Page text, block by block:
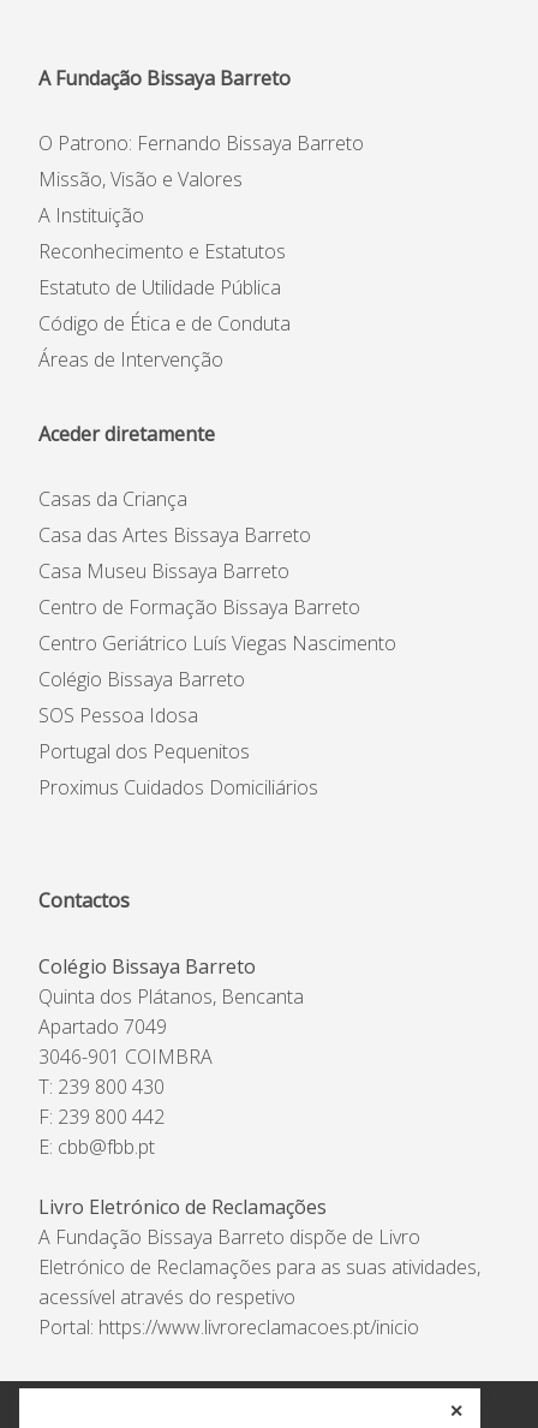
✕
A Fundação Bissaya Barreto
O Patrono: Fernando Bissaya Barreto
Missão, Visão e Valores
A Instituição
Reconhecimento e Estatutos
Estatuto de Utilidade Pública
Código de Ética e de Conduta
Áreas de Intervenção
Aceder diretamente
Casas da Criança
Casa das Artes Bissaya Barreto
Casa Museu Bissaya Barreto
Centro de Formação Bissaya Barreto
Centro Geriátrico Luís Viegas Nascimento
Colégio Bissaya Barreto
SOS Pessoa Idosa
Portugal dos Pequenitos
Proximus Cuidados Domiciliários
Contactos
Colégio Bissaya Barreto
Quinta dos Plátanos, Bencanta
Apartado 7049
3046-901 COIMBRA
T: 239 800 430
F: 239 800 442
E: cbb@fbb.pt
Livro Eletrónico de Reclamações
A Fundação Bissaya Barreto dispõe de Livro
Eletrónico de Reclamações para as suas atividades,
acessível através do respetivo
Portal: https://www.livroreclamacoes.pt/inicio